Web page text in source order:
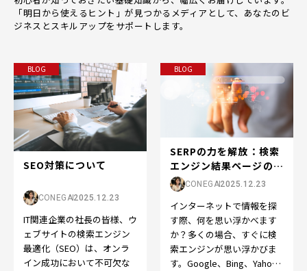
「明日から使えるヒント」が見つかるメディアとして、あなたのビ
ジネスとスキルアップをサポートします。
BLOG
SEO対策について
CONEGA2025.12.23
IT関連企業の社長の皆様、ウ
ェブサイトの検索エンジン
最適化（SEO）は、オンラ
イン成功において不可欠な
BLOG
SERPの力を解放：検索
エンジン結果ページの世
界へようこそ
CONEGA2025.12.23
インターネットで情報を探
す際、何を思い浮かべます
か？多くの場合、すぐに検
索エンジンが思い浮かびま
す。Google、Bing、Yahoo